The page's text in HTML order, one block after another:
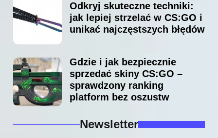
Odkryj skuteczne techniki:
jak lepiej strzelać w CS:GO i
unikać najczęstszych błędów
Gdzie i jak bezpiecznie
sprzedać skiny CS:GO –
sprawdzony ranking
platform bez oszustw
Newsletter